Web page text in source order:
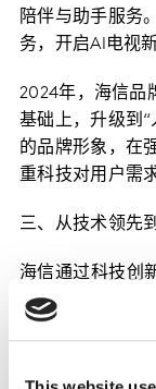
陪伴与助手服务
务，开启AI电视
2024年，海信品
基础上，升级到“
的品牌形象，在
重科技对用户需
三、从技术领先
海信通过科技创
型显示技术领域
术的研发和行业